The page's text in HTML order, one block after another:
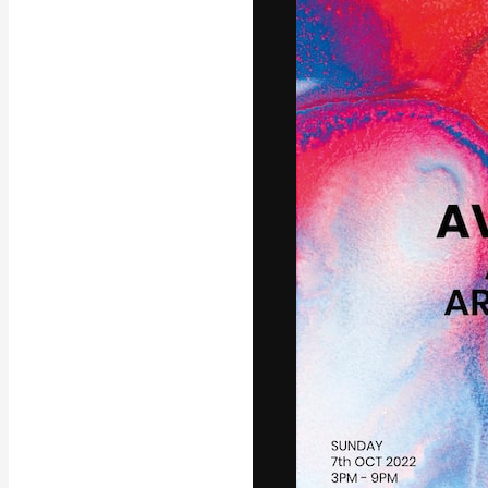
La plateforme
vos meilleurs
d’abonnés :
studios.
Français
Copyright ©